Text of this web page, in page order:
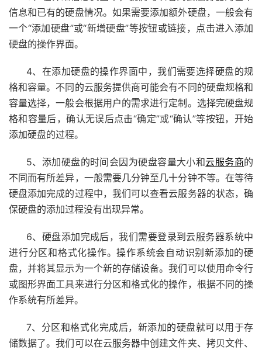
信息和已有的硬盘情况。如果需要添加额外硬盘，一般会有
一个“添加硬盘”或“新增硬盘”等按钮或链接，点击进入添加
硬盘的操作界面。
4、在添加硬盘的操作界面中，我们需要选择硬盘的规
格和容量。不同的云服务提供商可能会有不同的硬盘规格和
容量选择，一般会根据用户的需求进行定制。选择完硬盘规
格和容量后，确认无误后点击“确定”或“确认”等按钮，开始
添加硬盘的过程。
5、添加硬盘的时间会因为硬盘容量大小和云服务商的
不同而有所差异，一般需要几分钟至几十分钟不等。在等待
硬盘添加完成的过程中，我们可以查看云服务器的状态，确
保硬盘的添加过程没有出现异常。
6、硬盘添加完成后，我们需要登录到云服务器系统中
进行分区和格式化操作。操作系统会自动识别新添加的硬
盘，并将其显示为一个新的存储设备。我们可以使用命令行
或图形界面工具来进行分区和格式化的操作，根据不同的操
作系统有所差异。
7、分区和格式化完成后，新添加的硬盘就可以用于存
储数据了。我们可以在云服务器中创建文件夹、拷贝文件、